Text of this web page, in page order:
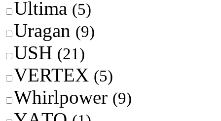
Ultima (5)
Uragan (9)
USH (21)
VERTEX (5)
Whirlpower (9)